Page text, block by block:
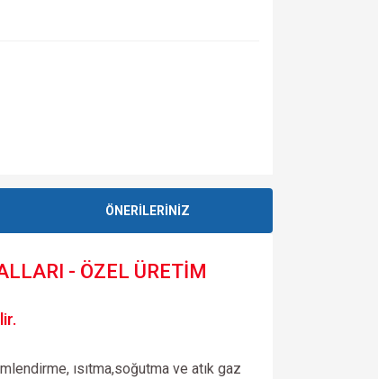
ÖNERİLERİNİZ
- ÖZEL ÜRETİM
ısıtma,soğutma ve atık gaz